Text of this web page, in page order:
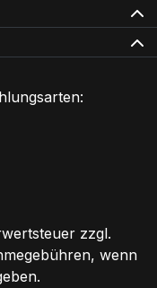
zzgl.
wenn